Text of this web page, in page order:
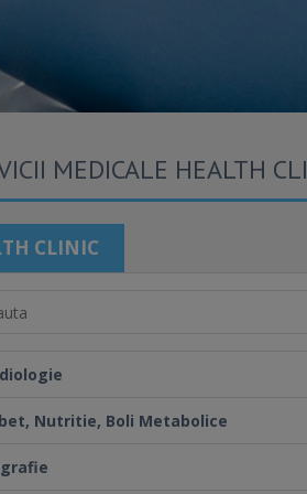
MEDICALE HEALTH
CLINIC
Nutritie, Boli Metabolice